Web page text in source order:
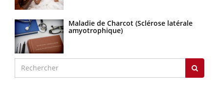
Maladie de Charcot (Sclérose latérale
amyotrophique)